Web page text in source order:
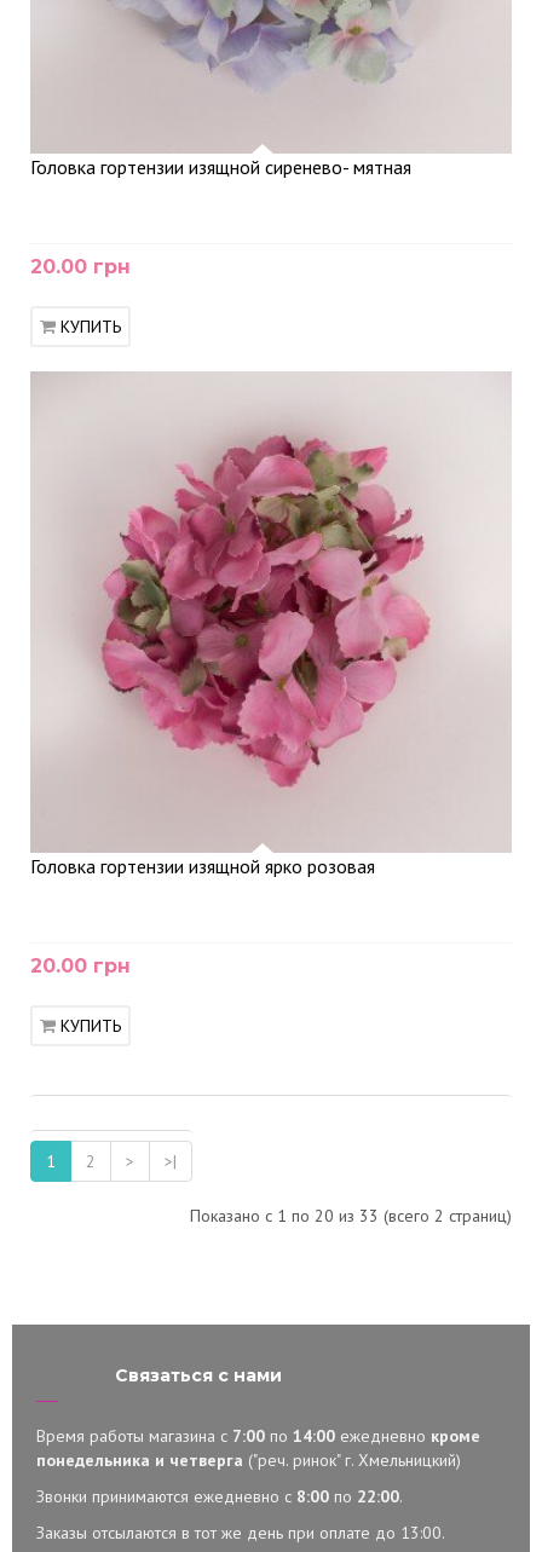
Головка гортензии изящной сиренево- мятная
20.00 грн
КУПИТЬ
Головка гортензии изящной ярко розовая
20.00 грн
КУПИТЬ
1 2 > >|
Показано с 1 по 20 из 33 (всего 2 страниц)
Связаться с нами
Время работы магазина с 7:00 по 14:00 ежедневно кроме
понедельника и четверга ("реч. ринок" г. Хмельницкий)
Звонки принимаются ежедневно с 8:00 по 22:00.
Заказы отсылаются в тот же день при оплате до 13:00.